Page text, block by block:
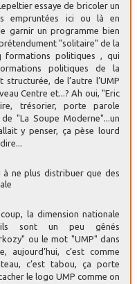
essaye de bricoler un
empruntées ici ou là en
garnir un programme bien
"solitaire" de la
formations politiques , qui
politiques de la
de l’autre l’UMP
Centre et...? Ah oui, "Eric
trésorier, porte parole
"La Soupe Moderne"...un
y penser, ça pèse lourd
à ne plus distribuer que des
la dimension nationale
sont un peu gênés
ou le mot "UMP" dans
aujourd’hui, c’est comme
c’est tabou, ça porte
le logo UMP comme on